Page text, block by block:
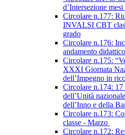
d’Intersezione
Circolare n.177:
INVALSI CBT
grado
Circolare n.176:
andamento
Circolare n.175:
XXXI Giornata
dell’Impegno in
Circolare n.174:
dell’Unità
dell’Inno e della
Circolare n.173:
classe - Marzo
Circolare n.172: